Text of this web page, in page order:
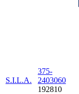
S.I.L.A.
375-
2403060
192810